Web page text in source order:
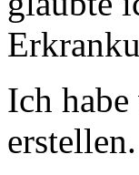
Ich
erstellen.